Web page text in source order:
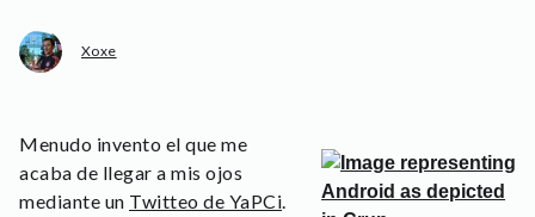
Xoxe
Menudo invento el que me
acaba de llegar a mis ojos
mediante un Twitteo de YaPCi.